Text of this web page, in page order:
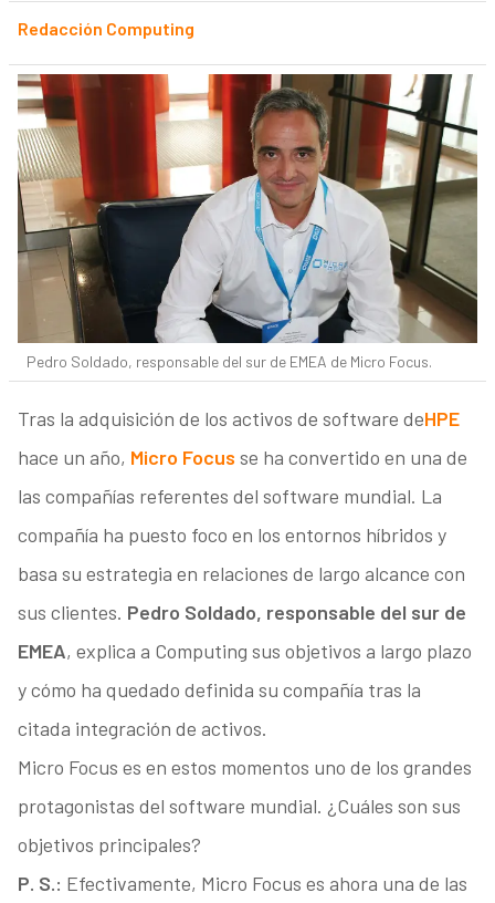
Redacción Computing
Pedro Soldado, responsable del sur de EMEA de Micro Focus.
Tras la adquisición de los activos de software deHPE
hace un año, Micro Focus se ha convertido en una de
las compañías referentes del software mundial. La
compañía ha puesto foco en los entornos híbridos y
basa su estrategia en relaciones de largo alcance con
sus clientes. Pedro Soldado, responsable del sur de
EMEA, explica a Computing sus objetivos a largo plazo
y cómo ha quedado definida su compañía tras la
citada integración de activos.
Micro Focus es en estos momentos uno de los grandes
protagonistas del software mundial. ¿Cuáles son sus
objetivos principales?
P. S.: Efectivamente, Micro Focus es ahora una de las